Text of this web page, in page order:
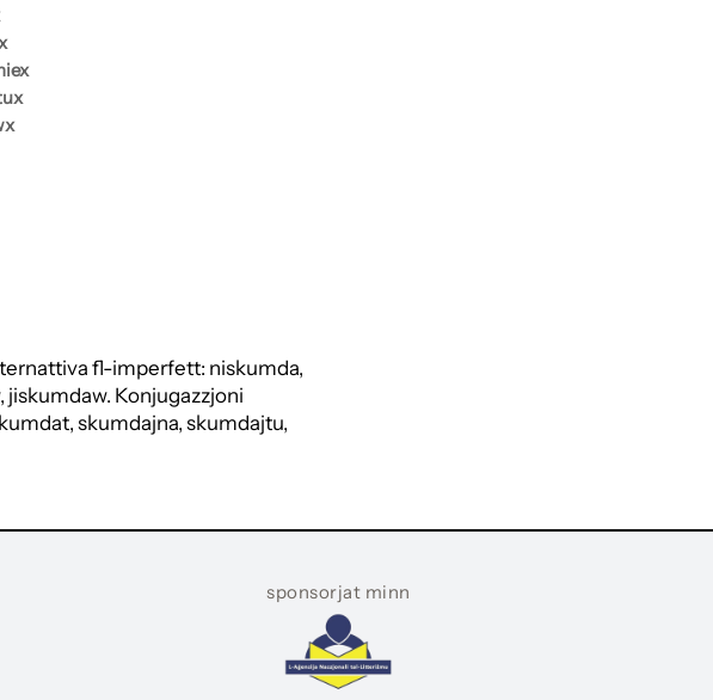
fl-imperfett: niskumda,
Konjugazzjoni
skumdajna, skumdajtu,
sponsorjat minn